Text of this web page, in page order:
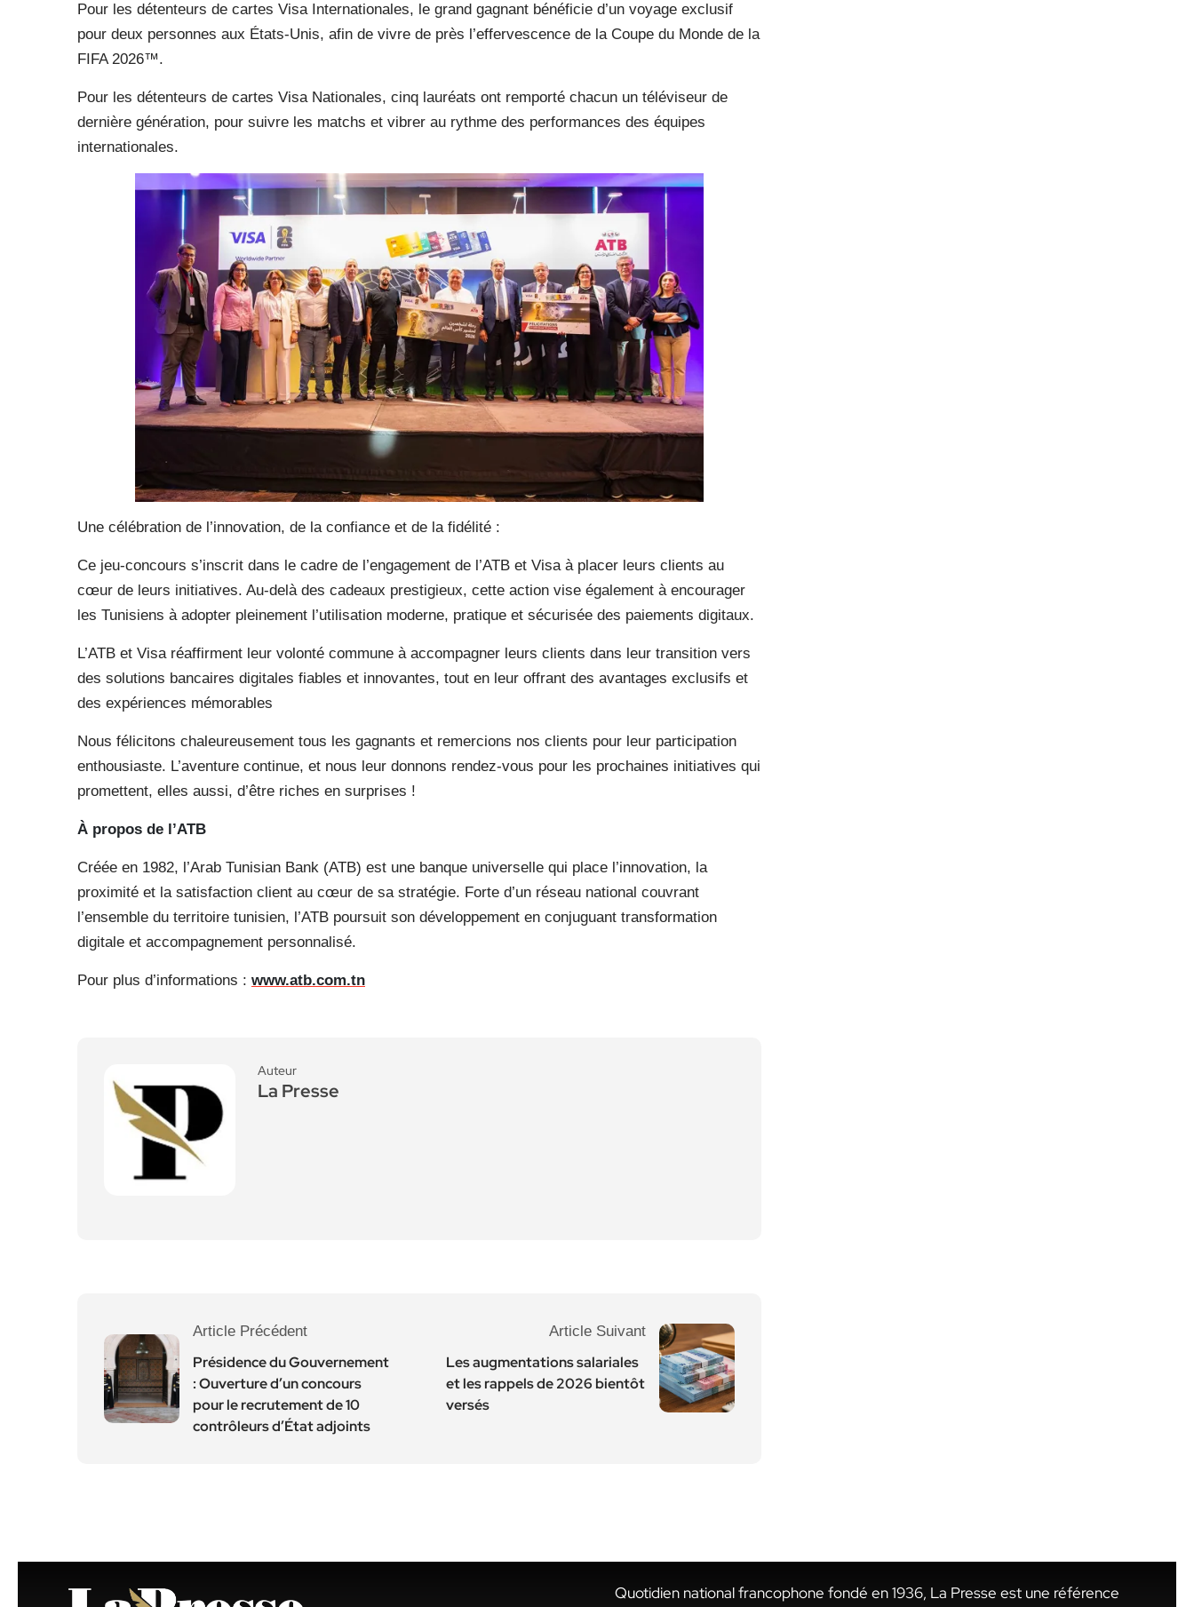
Pour les détenteurs de cartes Visa Internationales, le grand gagnant bénéficie d’un voyage exclusif
pour deux personnes aux États-Unis, afin de vivre de près l’effervescence de la Coupe du Monde de la
FIFA 2026™.
Pour les détenteurs de cartes Visa Nationales, cinq lauréats ont remporté chacun un téléviseur de
dernière génération, pour suivre les matchs et vibrer au rythme des performances des équipes
internationales.
Une célébration de l’innovation, de la confiance et de la fidélité :
Ce jeu-concours s’inscrit dans le cadre de l’engagement de l’ATB et Visa à placer leurs clients au
cœur de leurs initiatives. Au-delà des cadeaux prestigieux, cette action vise également à encourager
les Tunisiens à adopter pleinement l’utilisation moderne, pratique et sécurisée des paiements digitaux.
L’ATB et Visa réaffirment leur volonté commune à accompagner leurs clients dans leur transition vers
des solutions bancaires digitales fiables et innovantes, tout en leur offrant des avantages exclusifs et
des expériences mémorables
Nous félicitons chaleureusement tous les gagnants et remercions nos clients pour leur participation
enthousiaste. L’aventure continue, et nous leur donnons rendez-vous pour les prochaines initiatives qui
promettent, elles aussi, d’être riches en surprises !
À propos de l’ATB
Créée en 1982, l’Arab Tunisian Bank (ATB) est une banque universelle qui place l’innovation, la
proximité et la satisfaction client au cœur de sa stratégie. Forte d’un réseau national couvrant
l’ensemble du territoire tunisien, l’ATB poursuit son développement en conjuguant transformation
digitale et accompagnement personnalisé.
Pour plus d’informations : www.atb.com.tn
Auteur
La Presse
Article Précédent
Présidence du Gouvernement
: Ouverture d’un concours
pour le recrutement de 10
contrôleurs d’État adjoints
Article Suivant
Les augmentations salariales
et les rappels de 2026 bientôt
versés
Quotidien national francophone fondé en 1936, La Presse est une référence